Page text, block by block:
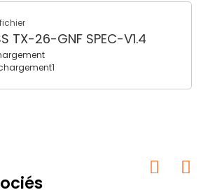
TX-26-GNF SPEC-V1.4